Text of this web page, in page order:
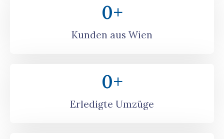
Kunden aus Wien
0+
Erledigte Umzüge
0+